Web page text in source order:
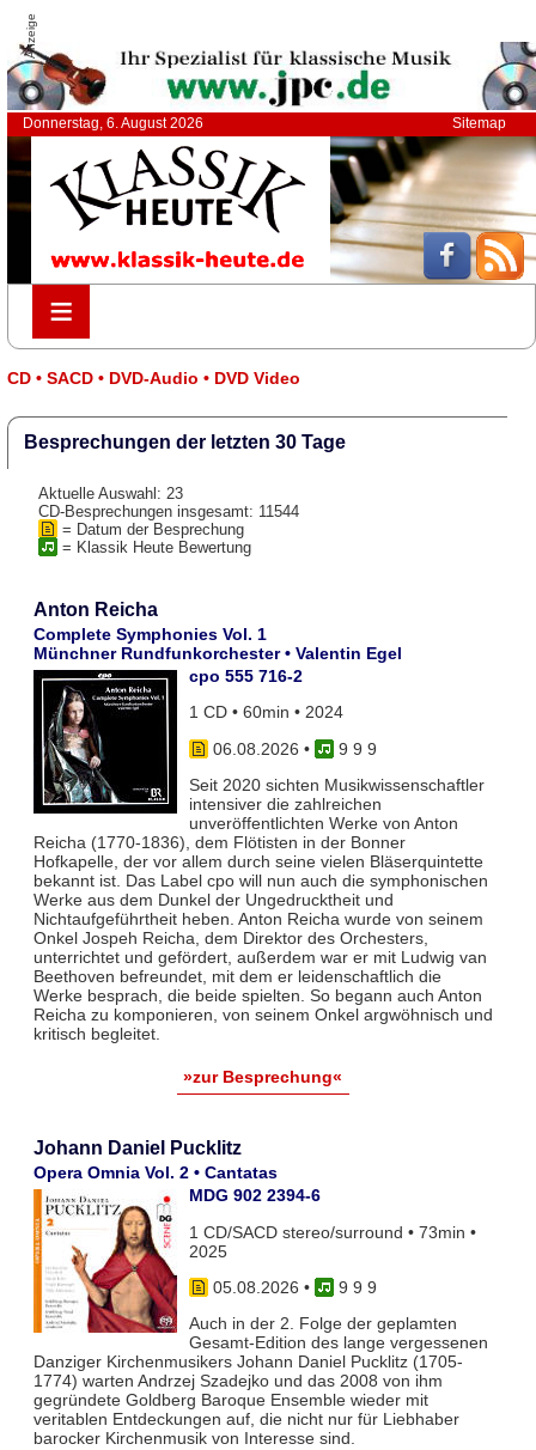
Anzeige
Donnerstag, 6. August 2026 Sitemap
≡
≡
CD • SACD • DVD-Audio • DVD Video
Besprechungen der letzten 30 Tage
Aktuelle Auswahl: 23
CD-Besprechungen insgesamt: 11544
= Datum der Besprechung
= Klassik Heute Bewertung
Anton Reicha
Complete Symphonies Vol. 1
Münchner Rundfunkorchester • Valentin Egel
cpo 555 716-2
1 CD • 60min • 2024
06.08.2026 •
9 9 9
Seit 2020 sichten Musikwissenschaftler
intensiver die zahlreichen
unveröffentlichten Werke von Anton
Reicha (1770-1836), dem Flötisten in der Bonner
Hofkapelle, der vor allem durch seine vielen Bläserquintette
bekannt ist. Das Label cpo will nun auch die symphonischen
Werke aus dem Dunkel der Ungedrucktheit und
Nichtaufgeführtheit heben. Anton Reicha wurde von seinem
Onkel Jospeh Reicha, dem Direktor des Orchesters,
unterrichtet und gefördert, außerdem war er mit Ludwig van
Beethoven befreundet, mit dem er leidenschaftlich die
Werke besprach, die beide spielten. So begann auch Anton
Reicha zu komponieren, von seinem Onkel argwöhnisch und
kritisch begleitet.
»zur Besprechung«
Johann Daniel Pucklitz
Opera Omnia Vol. 2 • Cantatas
MDG 902 2394-6
1 CD/SACD stereo/surround • 73min •
2025
05.08.2026 •
9 9 9
Auch in der 2. Folge der geplamten
Gesamt-Edition des lange vergessenen
Danziger Kirchenmusikers Johann Daniel Pucklitz (1705-
1774) warten Andrzej Szadejko und das 2008 von ihm
gegründete Goldberg Baroque Ensemble wieder mit
veritablen Entdeckungen auf, die nicht nur für Liebhaber
barocker Kirchenmusik von Interesse sind.